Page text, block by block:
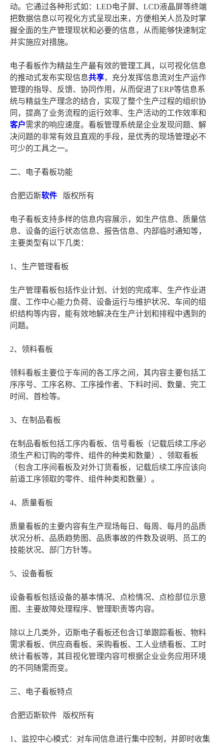
动。它通过各种形式如：LED电子屏、LCD液晶屏等终端
把数据信息以可视化方式呈现出来，方便相关人员及时掌
握全面的生产管理现状和必要的信息，从而能够快速制定
并实施应对措施。
电子看板作为精益生产最有效的管理工具，以可视化信息
的推动式发布实现信息共享，充分发挥信息流对生产运作
管理的指导、反馈、协同作用，从而促进了ERP等信息系
统与精益生产理念的结合，实现了整个生产过程的组织协
同，提高了业务流程的运行效率、生产活动的工作效率和
客户需求的响应速度。看板管理系统是企业发现问题、解
决问题的非常有效且直观的手段，是优秀的现场管理必不
可少的工具之一。
二、电子看板功能
合肥迈斯软件 版权所有
电子看板支持多样的信息内容展示，如生产信息、质量信
息、设备的运行状态信息、报告信息、内部临时通知等，
主要类型有以下几类：
1、生产管理看板
生产管理看板包括作业计划、计划的完成率、生产作业进
度、工作中心能力负荷、设备运行与维护状况、车间的组
织结构等内容，能有效地解决在生产计划和排程中遇到的
问题。
2、领料看板
领料看板主要位于车间的各工序之间，其内容主要包括工
序序号、工序名称、工序操作者、下料时间、数量、完工
时间、首检等。
3、在制品看板
在制品看板包括工序内看板、信号看板（记载后续工序必
须生产和订购的零件、组件的种类和数量）、领取看板
（包含工序间看板及对外订货看板，记载后续工序应该向
前道工序领取的零件、组件种类和数量）。
4、质量看板
质量看板的主要内容有生产现场每日、每周、每月的品质
状况分析、品质趋势图、品质事故的件数及说明、员工的
技能状况、部门方针等。
5、设备看板
设备看板包括设备的基本情况、点检情况、点检部位示意
图、主要故障处理程序、管理职责等内容。
除以上几类外，迈斯电子看板还包含订单跟踪看板、物料
需求看板、供应商看板、采购看板、工人业绩看板、工时
统计看板等，其目视化管理内容可根据企业业务应用环境
的不同随需而变。
三、电子看板特点
合肥迈斯软件 版权所有
1、监控中心模式：对车间信息进行集中控制，并即时收集